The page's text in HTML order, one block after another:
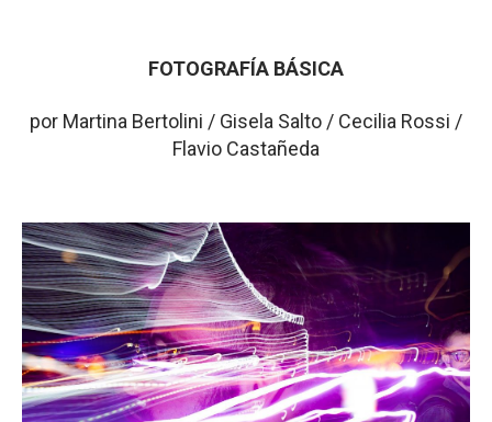
FOTOGRAFÍA BÁSICA
por Martina Bertolini / Gisela Salto / Cecilia Rossi /
Flavio Castañeda